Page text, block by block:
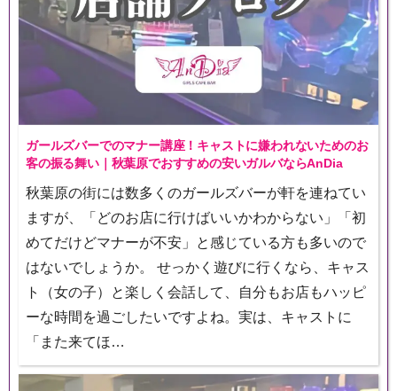
ガールズバーでのマナー講座！キャストに嫌われないためのお
客の振る舞い｜秋葉原でおすすめの安いガルバならAnDia
秋葉原の街には数多くのガールズバーが軒を連ねてい
ますが、「どのお店に行けばいいかわからない」「初
めてだけどマナーが不安」と感じている方も多いので
はないでしょうか。 せっかく遊びに行くなら、キャス
ト（女の子）と楽しく会話して、自分もお店もハッピ
ーな時間を過ごしたいですよね。実は、キャストに
「また来てほ…